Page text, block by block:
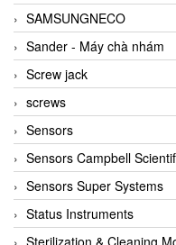
BURLING INSTRUMENTS
Burster
BUSCHJOST
Calectro
Campbell Scientific
Canneed Vietnam
Cantoni
CAPS
CAREL Parts
SAMSUNGNECO
Sander - Máy chà nhám
Screw jack
screws
Sensors
Sensors Campbell
Sensors Super Systems
Status Instruments
Sterilization & Cleaning